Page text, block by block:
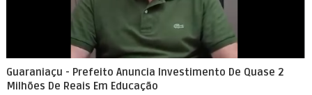
Guaraniaçu - Prefeito Anuncia Investimento De Quase 2
Milhões De Reais Em Educação